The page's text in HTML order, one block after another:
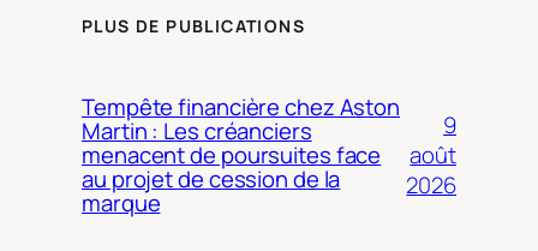
PLUS DE PUBLICATIONS
Tempête financière chez Aston
Martin : Les créanciers
menacent de poursuites face
au projet de cession de la
marque
9
août
2026